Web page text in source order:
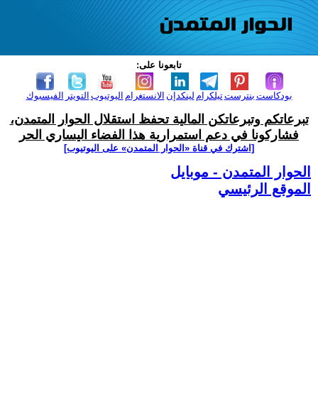
تابعونا على:
الفيسبوك التويتر اليوتيوب الانستغرام لينكدإن تيلكرامبنترست بودكاست
تبرعاتكم وتبرعاتكن المالية تحفظ استقلال الحوار المتمدن،
فشاركونا في دعم استمرارية هذا الفضاء اليساري الحر
[اشترك في قناة ‫«الحوار المتمدن» على اليوتيوب]
الحوار المتمدن - موبايل
الموقع الرئيسي